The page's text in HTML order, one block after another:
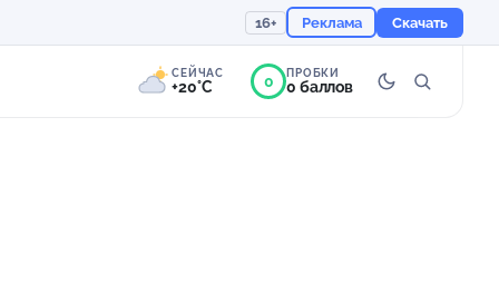
16+ Реклама Скачать
СЕЙЧАС
+20°C 0 ПРОБКИ
0 баллов